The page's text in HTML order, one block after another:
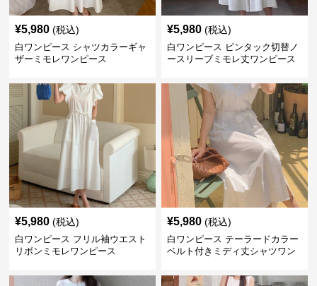
¥5,980 (税込)
白ワンピース シャツカラーギャ
ザーミモレワンピース
¥5,980 (税込)
白ワンピース ピンタック切替ノ
ースリーブミモレ丈ワンピース
¥5,980 (税込)
白ワンピース フリル袖ウエスト
リボンミモレワンピース
¥5,980 (税込)
白ワンピース テーラードカラー
ベルト付きミディ丈シャツワン